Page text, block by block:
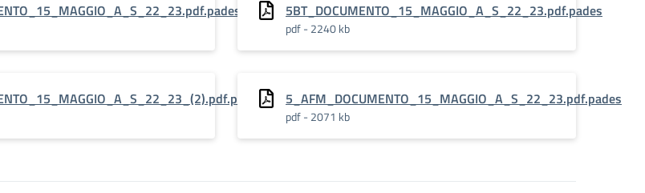
5BT_DOCUMENTO_15_MAGGIO_A_S_22_23.pdf.pades
pdf - 2240 kb
5_AFM_DOCUMENTO_15_MAGGIO_A_S_22_23.pdf.pades
pdf - 2071 kb